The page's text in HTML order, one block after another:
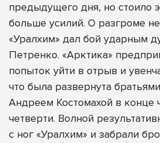
предыдущего дня, но стоило
больше усилий. О разгроме
«Уралхим» дал бой ударным
Петренко. «Арктика»
попыток уйти в отрыв и
что была развернута
Андреем Костомахой в конце
четверти. Волной
с ног «Уралхим» и забрали